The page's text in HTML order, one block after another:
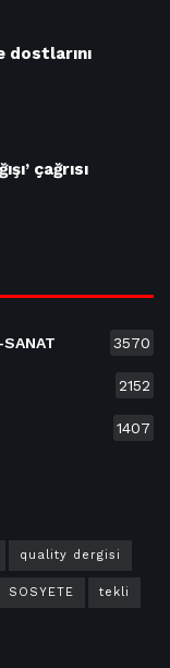
dostlarını
çağrısı
SANAT 3570
2152
1407
quality dergisi
SOSYETE tekli